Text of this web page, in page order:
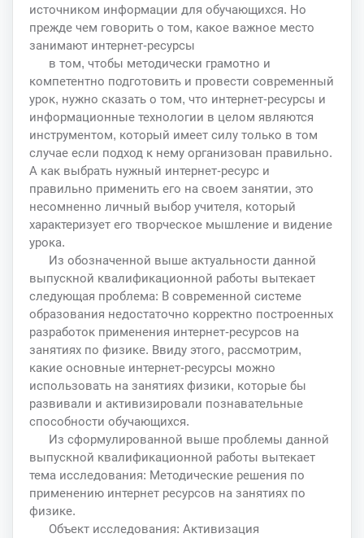
источником информации для обучающихся. Но
прежде чем говорить о том, какое важное место
занимают интернет-ресурсы
в том, чтобы методически грамотно и
компетентно подготовить и провести современный
урок, нужно сказать о том, что интернет-ресурсы и
информационные технологии в целом являются
инструментом, который имеет силу только в том
случае если подход к нему организован правильно.
А как выбрать нужный интернет-ресурс и
правильно применить его на своем занятии, это
несомненно личный выбор учителя, который
характеризует его творческое мышление и видение
урока.
Из обозначенной выше актуальности данной
выпускной квалификационной работы вытекает
следующая проблема: В современной системе
образования недостаточно корректно построенных
разработок применения интернет-ресурсов на
занятиях по физике. Ввиду этого, рассмотрим,
какие основные интернет-ресурсы можно
использовать на занятиях физики, которые бы
развивали и активизировали познавательные
способности обучающихся.
Из сформулированной выше проблемы данной
выпускной квалификационной работы вытекает
тема исследования: Методические решения по
применению интернет ресурсов на занятиях по
физике.
Объект исследования: Активизация